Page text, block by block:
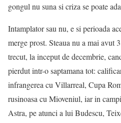
gongul nu suna si criza se poate
Intamplator sau nu, e si perioada
merge prost. Steaua nu a mai avut
trecut, la inceput de decembrie,
pierdut intr-o saptamana tot:
infrangerea cu Villarreal, Cupa
rusinoasa cu Mioveniul, iar in
Astra, pe atunci a lui Budescu,